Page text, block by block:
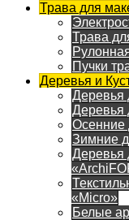
Трава для
Трава
Пучки
Деревья и
Деревья
Деревья
Осенние
Зимние
Деревья
«Micro»
Белые